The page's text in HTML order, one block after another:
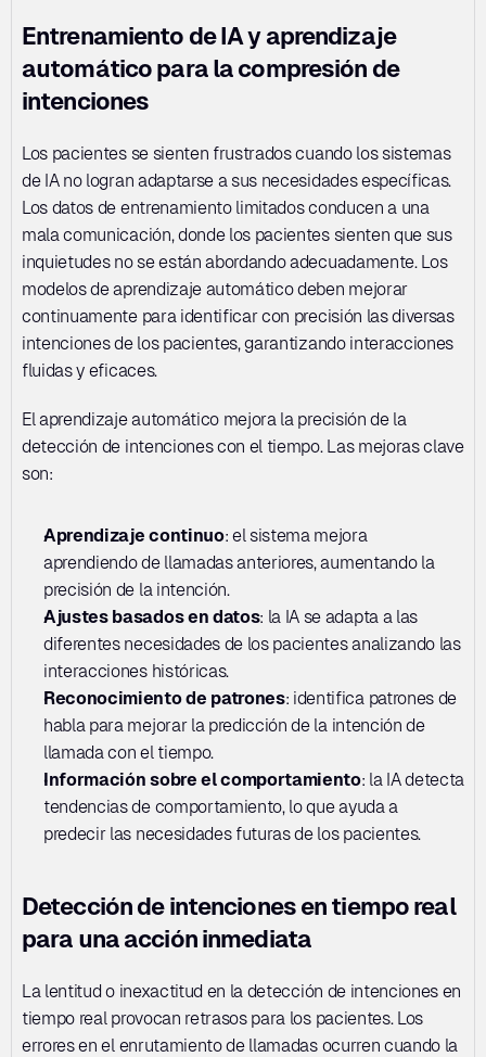
Entrenamiento de IA y aprendizaje
automático para la compresión de
intenciones
Los pacientes se sienten frustrados cuando los sistemas
de IA no logran adaptarse a sus necesidades específicas.
Los datos de entrenamiento limitados conducen a una
mala comunicación, donde los pacientes sienten que sus
inquietudes no se están abordando adecuadamente. Los
modelos de aprendizaje automático deben mejorar
continuamente para identificar con precisión las diversas
intenciones de los pacientes, garantizando interacciones
fluidas y eficaces.
El aprendizaje automático mejora la precisión de la
detección de intenciones con el tiempo. Las mejoras clave
son:
Aprendizaje continuo: el sistema mejora
aprendiendo de llamadas anteriores, aumentando la
precisión de la intención.
Ajustes basados en datos: la IA se adapta a las
diferentes necesidades de los pacientes analizando las
interacciones históricas.
Reconocimiento de patrones: identifica patrones de
habla para mejorar la predicción de la intención de
llamada con el tiempo.
Información sobre el comportamiento: la IA detecta
tendencias de comportamiento, lo que ayuda a
predecir las necesidades futuras de los pacientes.
Detección de intenciones en tiempo real
para una acción inmediata
La lentitud o inexactitud en la detección de intenciones en
tiempo real provocan retrasos para los pacientes. Los
errores en el enrutamiento de llamadas ocurren cuando la